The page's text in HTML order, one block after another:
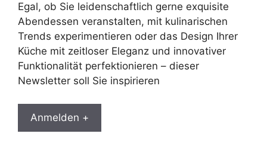
Egal, ob Sie leidenschaftlich gerne exquisite
Abendessen veranstalten, mit kulinarischen
Trends experimentieren oder das Design Ihrer
Küche mit zeitloser Eleganz und innovativer
Funktionalität perfektionieren – dieser
Newsletter soll Sie inspirieren
Anmelden +